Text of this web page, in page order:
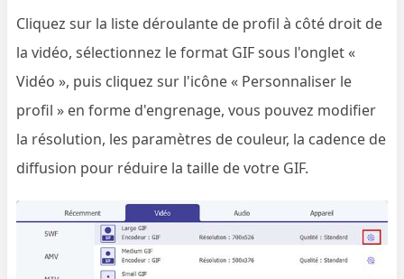
Cliquez sur la liste déroulante de profil à côté droit de
la vidéo, sélectionnez le format GIF sous l'onglet «
Vidéo », puis cliquez sur l'icône « Personnaliser le
profil » en forme d'engrenage, vous pouvez modifier
la résolution, les paramètres de couleur, la cadence de
diffusion pour réduire la taille de votre GIF.